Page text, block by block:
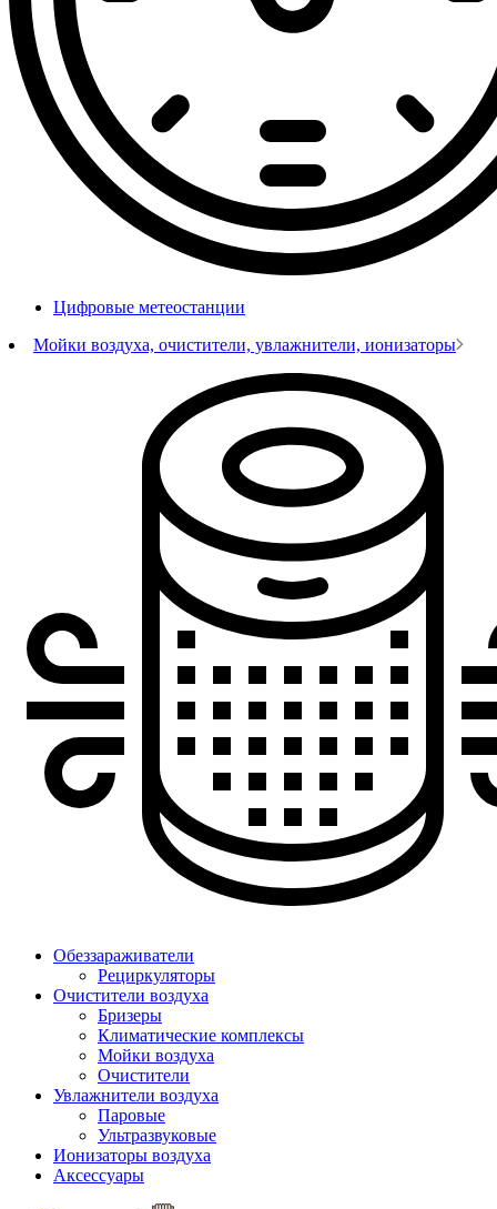
Цифровые метеостанции
Мойки воздуха, очистители, увлажнители, ионизаторы
Обеззараживатели
Рециркуляторы
Очистители воздуха
Бризеры
Климатические комплексы
Мойки воздуха
Очистители
Увлажнители воздуха
Паровые
Ультразвуковые
Ионизаторы воздуха
Аксессуары